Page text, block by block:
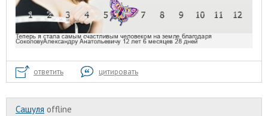
ответить цитировать
Сашуля offline